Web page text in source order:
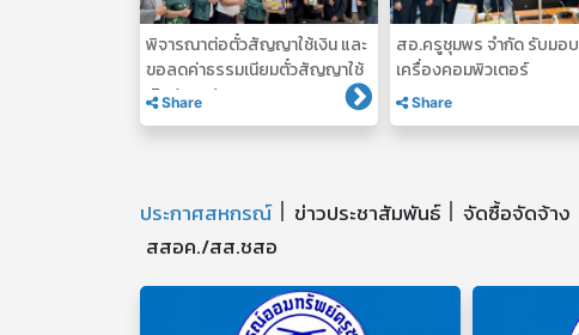
พิจารณาต่อตั๋วสัญญาใช้เงิน และ
ขอลดค่าธรรมเนียมตั๋วสัญญาใช้
เงิน (ธกส.)
Share
สอ.ครูชุมพร จำกัด รับมอบ
เครื่องคอมพิวเตอร์
Share
ประกาศสหกรณ์ ข่าวประชาสัมพันธ์ จัดซื้อจัดจ้าง
สสอค./สส.ชสอ